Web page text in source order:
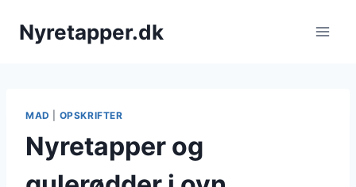
Nyretapper.dk
MAD OPSKRIFTER
Nyretapper og